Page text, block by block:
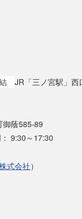
JR「三ノ宮駅」西
御蔭585-89
9:30～17:30
式会社）